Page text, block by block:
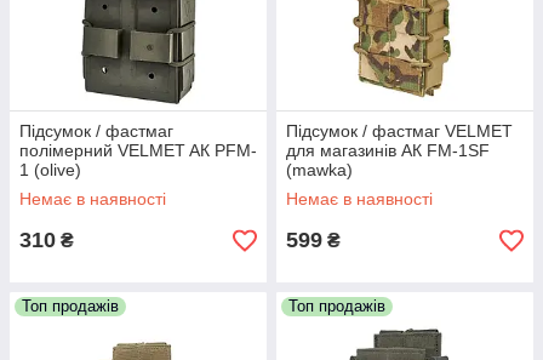
Підсумок / фастмаг
полімерний VELMET AК PFM-
1 (olive)
Немає в наявності
310 ₴
Підсумок / фастмаг VELMET
для магазинів АК FM-1SF
(mawka)
Немає в наявності
599 ₴
Топ продажів Топ продажів